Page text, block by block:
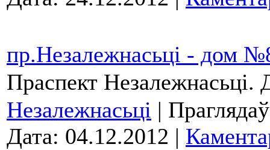
пр.Незалежнасьці - дом
Праспект
Незалежнасьці |
Дата: 04.12.2012 |